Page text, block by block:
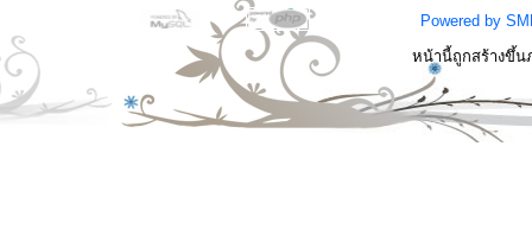
Powered by
หน้านี้ถูกสร้างขึ้น